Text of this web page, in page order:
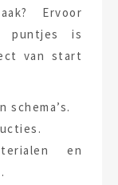
Ervoor
is
van start
schema’s.
en